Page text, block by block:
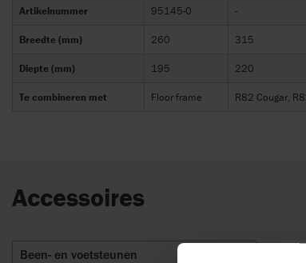
Artikelnummer 95145-0 -
Breedte (mm) 260 315
Diepte (mm) 195 220
Te combineren met Floor frame R82 Cougar,
Accessoires
Been- en voetsteunen